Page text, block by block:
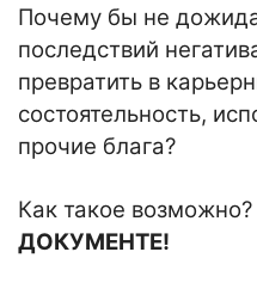
Почему бы не
последствий
превратить в
состоятельность,
прочие блага?
Как такое возможно?
ДОКУМЕНТЕ!